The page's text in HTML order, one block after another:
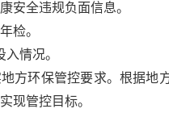
安全违规负面信息。
检。
情况。
方环保管控要求。根据
现管控目标。